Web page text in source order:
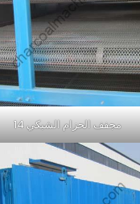
مجفف الحزام الشبكي 14